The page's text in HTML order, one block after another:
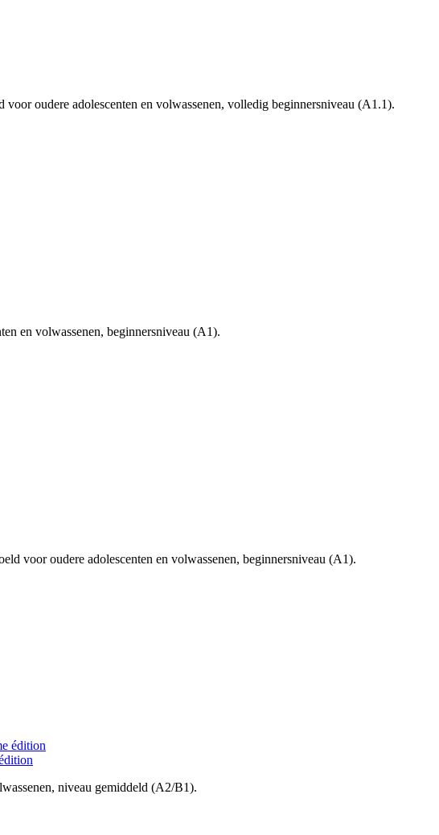
oudere adolescenten en volwassenen, volledig beginnersniveau (A1.1).
en volwassenen, beginnersniveau (A1).
voor oudere adolescenten en volwassenen, beginnersniveau (A1).
niveau gemiddeld (A2/B1).